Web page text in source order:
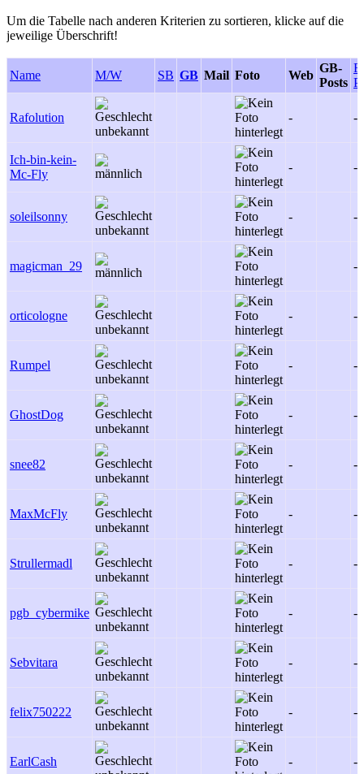
Um die Tabelle nach anderen Kriterien zu sortieren, klicke auf die
jeweilige Überschrift!
Name M/W SB GB Mail Foto Web
GB-
Posts
Rafolution - -
Ich-bin-kein-
Mc-Fly
- -
soleilsonny - -
magicman_29 -
orticologne - -
Rumpel - -
GhostDog - -
snee82 - -
MaxMcFly - -
Strullermadl - -
pgb_cybermike - -
Sebvitara - -
felix750222 - -
EarlCash - -